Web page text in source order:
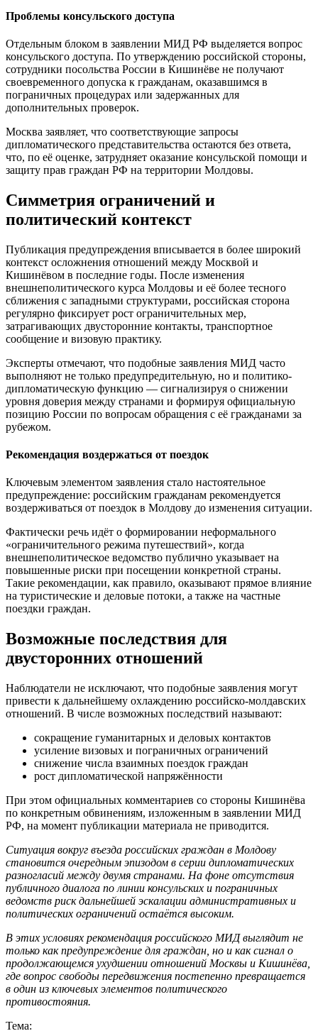
Проблемы консульского доступа
Отдельным блоком в заявлении МИД РФ выделяется вопрос
консульского доступа. По утверждению российской стороны,
сотрудники посольства России в Кишинёве не получают
своевременного допуска к гражданам, оказавшимся в
пограничных процедурах или задержанных для
дополнительных проверок.
Москва заявляет, что соответствующие запросы
дипломатического представительства остаются без ответа,
что, по её оценке, затрудняет оказание консульской помощи и
защиту прав граждан РФ на территории Молдовы.
Симметрия ограничений и
политический контекст
Публикация предупреждения вписывается в более широкий
контекст осложнения отношений между Москвой и
Кишинёвом в последние годы. После изменения
внешнеполитического курса Молдовы и её более тесного
сближения с западными структурами, российская сторона
регулярно фиксирует рост ограничительных мер,
затрагивающих двусторонние контакты, транспортное
сообщение и визовую практику.
Эксперты отмечают, что подобные заявления МИД часто
выполняют не только предупредительную, но и политико-
дипломатическую функцию — сигнализируя о снижении
уровня доверия между странами и формируя официальную
позицию России по вопросам обращения с её гражданами за
рубежом.
Рекомендация воздержаться от поездок
Ключевым элементом заявления стало настоятельное
предупреждение: российским гражданам рекомендуется
воздерживаться от поездок в Молдову до изменения ситуации.
Фактически речь идёт о формировании неформального
«ограничительного режима путешествий», когда
внешнеполитическое ведомство публично указывает на
повышенные риски при посещении конкретной страны.
Такие рекомендации, как правило, оказывают прямое влияние
на туристические и деловые потоки, а также на частные
поездки граждан.
Возможные последствия для
двусторонних отношений
Наблюдатели не исключают, что подобные заявления могут
привести к дальнейшему охлаждению российско-молдавских
отношений. В числе возможных последствий называют:
сокращение гуманитарных и деловых контактов
усиление визовых и пограничных ограничений
снижение числа взаимных поездок граждан
рост дипломатической напряжённости
При этом официальных комментариев со стороны Кишинёва
по конкретным обвинениям, изложенным в заявлении МИД
РФ, на момент публикации материала не приводится.
Ситуация вокруг въезда российских граждан в Молдову
становится очередным эпизодом в серии дипломатических
разногласий между двумя странами. На фоне отсутствия
публичного диалога по линии консульских и пограничных
ведомств риск дальнейшей эскалации административных и
политических ограничений остаётся высоким.
В этих условиях рекомендация российского МИД выглядит не
только как предупреждение для граждан, но и как сигнал о
продолжающемся ухудшении отношений Москвы и Кишинёва,
где вопрос свободы передвижения постепенно превращается
в один из ключевых элементов политического
противостояния.
Тема: